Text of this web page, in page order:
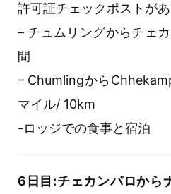
許可証チェックポストがあ
– チュムリングからチェ
間
– Chumlingから
マイル/ 10km
-ロッジでの食事と宿泊
6日目:チェカンパロから